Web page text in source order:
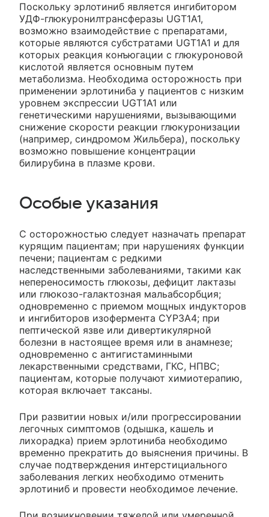
Поскольку эрлотиниб является ингибитором
УДФ-глюкуронилтрансферазы UGT1A1,
возможно взаимодействие с препаратами,
которые являются субстратами UGT1A1 и для
которых реакция конъюгации с глюкуроновой
кислотой является основным путем
метаболизма. Необходима осторожность при
применении эрлотиниба у пациентов с низким
уровнем экспрессии UGT1A1 или
генетическими нарушениями, вызывающими
снижение скорости реакции глюкуронизации
(например, синдромом Жильбера), поскольку
возможно повышение концентрации
билирубина в плазме крови.
Особые указания
С осторожностью следует назначать препарат
курящим пациентам; при нарушениях функции
печени; пациентам с редкими
наследственными заболеваниями, такими как
непереносимость глюкозы, дефицит лактазы
или глюкозо-галактозная мальабсорбция;
одновременно с приемом мощных индукторов
и ингибиторов изофермента CYP3A4; при
пептической язве или дивертикулярной
болезни в настоящее время или в анамнезе;
одновременно с антигистаминными
лекарственными средствами, ГКС, НПВС;
пациентам, которые получают химиотерапию,
которая включает таксаны.
При развитии новых и/или прогрессировании
легочных симптомов (одышка, кашель и
лихорадка) прием эрлотиниба необходимо
временно прекратить до выяснения причины. В
случае подтверждения интерстициального
заболевания легких необходимо отменить
эрлотиниб и провести необходимое лечение.